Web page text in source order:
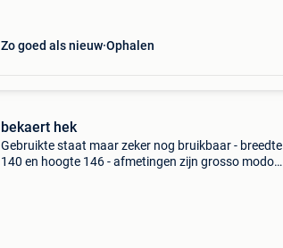
Zo goed als nieuw Ophalen
bekaert hek
Gebruikte staat maar zeker nog bruikbaar - breedte
140 en hoogte 146 - afmetingen zijn grosso modo -